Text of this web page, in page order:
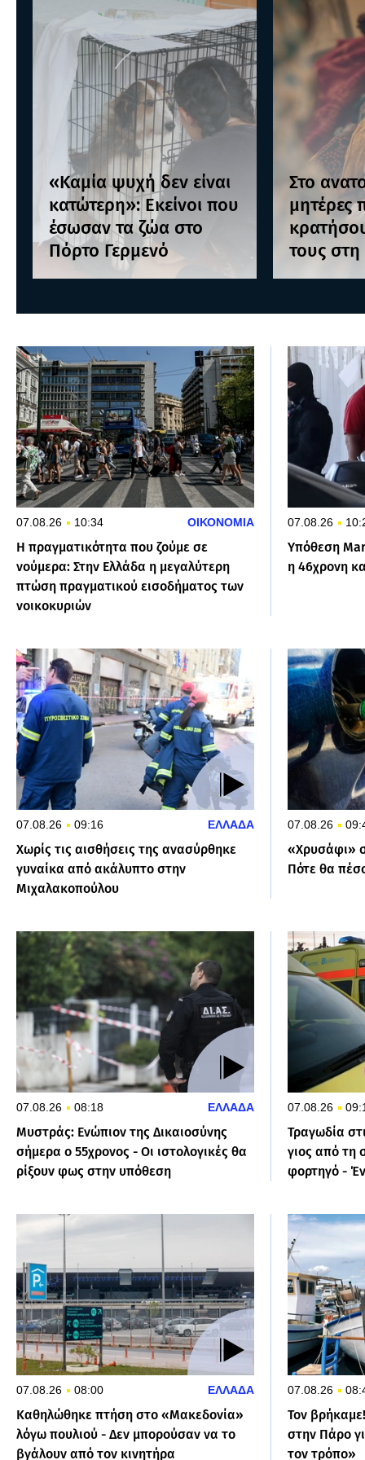
«Καμία ψυχή δεν είναι
κατώτερη»: Εκείνοι που
έσωσαν τα ζώα στο
Πόρτο Γερμενό
Στο
μητέρες
τους
07.08.26 10:34 ΟΙΚΟΝΟΜΙΑ
Η πραγματικότητα που ζούμε σε
νούμερα: Στην Ελλάδα η μεγαλύτερη
πτώση πραγματικού εισοδήματος των
νοικοκυριών
07.08.26
Υπόθεση
η 46χρονη
07.08.26 09:16 ΕΛΛΑΔΑ
Χωρίς τις αισθήσεις της ανασύρθηκε
γυναίκα από ακάλυπτο στην
Μιχαλακοπούλου
07.08.26
«Χρυσάφι»
Πότε θα
07.08.26 08:18 ΕΛΛΑΔΑ
Μυστράς: Ενώπιον της Δικαιοσύνης
σήμερα ο 55χρονος - Οι ιστολογικές θα
ρίξουν φως στην υπόθεση
07.08.26
Τραγωδία
γιος από τη
φορτηγό -
07.08.26 08:00 ΕΛΛΑΔΑ
Καθηλώθηκε πτήση στο «Μακεδονία»
λόγω πουλιού - Δεν μπορούσαν να το
βγάλουν από τον κινητήρα
07.08.26
Τον
στην Πάρο
τον τρόπο»